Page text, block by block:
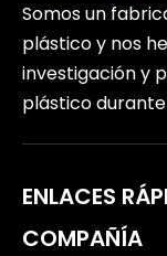
Somos un
plástico y nos
investigación y
plástico
ENLACES
COMPAÑÍA